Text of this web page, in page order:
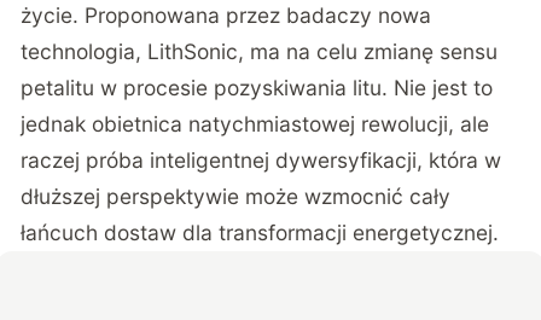
życie. Proponowana przez badaczy nowa
technologia, LithSonic, ma na celu zmianę sensu
petalitu w procesie pozyskiwania litu. Nie jest to
jednak obietnica natychmiastowej rewolucji, ale
raczej próba inteligentnej dywersyfikacji, która w
dłuższej perspektywie może wzmocnić cały
łańcuch dostaw dla transformacji energetycznej.